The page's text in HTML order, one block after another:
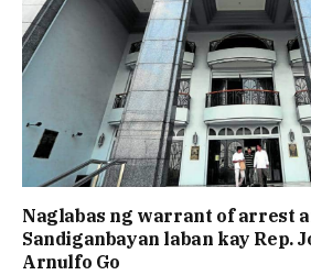
Naglabas ng warrant of arrest
Sandiganbayan laban kay Rep.
Arnulfo Go